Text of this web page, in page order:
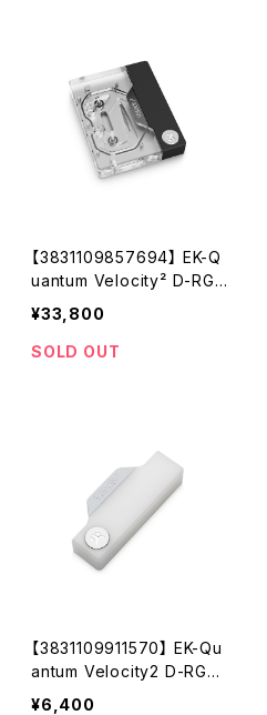
【3831109857694】 EK-Q
uantum Velocity² D-RGB
- AM5 Nickel + Plexi
¥33,800
SOLD OUT
【3831109911570】 EK-Qu
antum Velocity2 D-RGB
- 1700 White Upgrade K
¥6,400